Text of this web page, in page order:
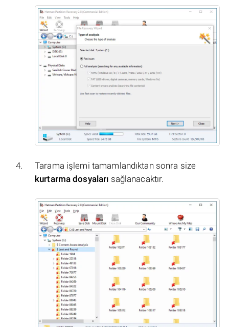
Tarama işlemi tamamlandıktan sonra size
kurtarma dosyaları sağlanacaktır.